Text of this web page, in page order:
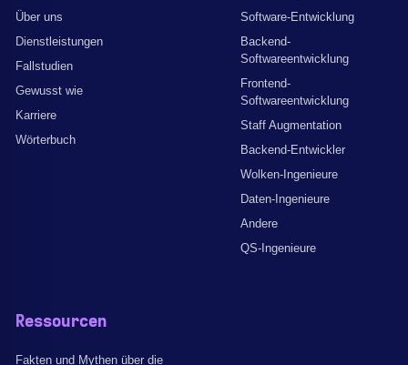
Über uns
Dienstleistungen
Fallstudien
Gewusst wie
Karriere
Wörterbuch
Software-Entwicklung
Backend-
Softwareentwicklung
Frontend-
Softwareentwicklung
Staff Augmentation
Backend-Entwickler
Wolken-Ingenieure
Daten-Ingenieure
Andere
QS-Ingenieure
Ressourcen
Fakten und Mythen über die